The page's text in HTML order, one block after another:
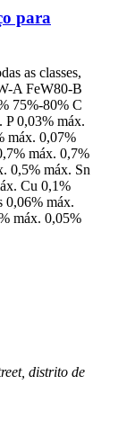
para
as classes,
A FeW80-B
75%-80% C
P 0,03% máx.
máx. 0,07%
máx. 0,7%
0,5% máx. Sn
Cu 0,1%
0,06% máx.
máx. 0,05%
distrito de